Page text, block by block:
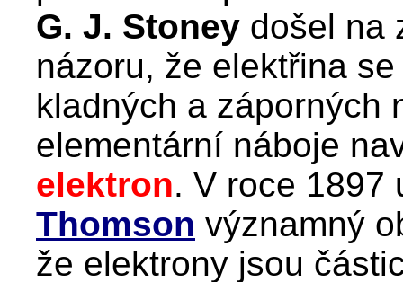
G. J. Stoney došel na
názoru, že elektřina
kladných a záporných
elementární náboje
elektron. V roce
Thomson významný
že elektrony jsou